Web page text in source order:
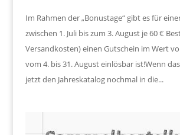
Im Rahmen der „Bonustage“ gibt es für
zwischen 1. Juli bis zum 3. August je 60 €
Versandkosten) einen Gutschein im Wert
vom 4. bis 31. August einlösbar ist!Wenn
jetzt den Jahreskatalog nochmal in die...